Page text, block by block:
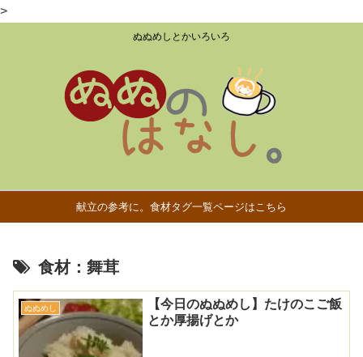
>
ぬぬめしとかいろいろ
献立の参考に。食材タグ一覧ページはこちら
食材：舞茸
ぬぬめし
【今日のぬぬめし】たけのこご飯
とか厚揚げとか